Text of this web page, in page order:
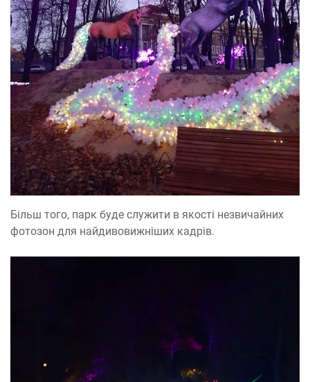
Більш того, парк буде служити в якості незвичайних
фотозон для найдивовижніших кадрів.